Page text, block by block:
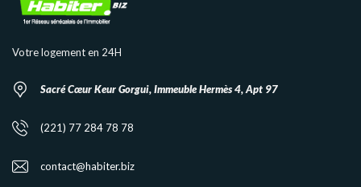
Votre logement en 24H
Sacré Cœur Keur Gorgui, Immeuble Hermès 4, Apt 97
(221) 77 284 78 78
contact@habiter.biz